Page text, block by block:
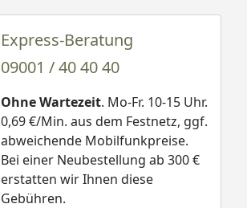
Express-Beratung
09001 / 40 40 40
Ohne Wartezeit. Mo-Fr. 10-15 Uhr.
0,69 €/Min. aus dem Festnetz, ggf.
abweichende Mobilfunkpreise.
Bei einer Neubestellung ab 300 €
erstatten wir Ihnen diese
Gebühren.